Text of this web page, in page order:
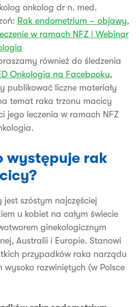
onkolog dr n. med.
Rak endometrium – objawy,
w ramach NFZ | Webinar
również do śledzenia
Onkologia na Facebooku,
publikować liczne materiały
temat raka trzonu macicy
jego leczenia w ramach NFZ
występuje rak
jest szóstym najczęściej
u kobiet na całym świecie
ginekologicznym
Australii i Europie. Stanowi
przypadków raka narządu
wysoko rozwiniętych (w Polsce